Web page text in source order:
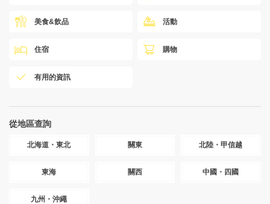
美食&飲品 活動
住宿 購物
有用的資訊
從地區查詢
北海道・東北 關東 北陸・甲信越
東海 關西 中國・四國
九州・沖繩